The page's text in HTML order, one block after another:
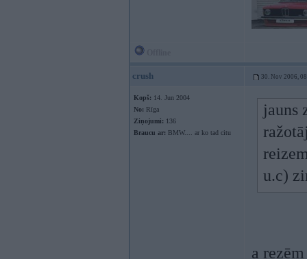
crush 30. Nov 2006,
Kopš: 14. Jun 2004
No: Rīga
Ziņojumi: 136
Braucu ar: BMW.... ar ko tad citu
jauns
u.c)
a